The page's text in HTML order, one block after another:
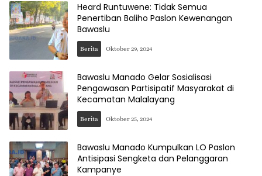
Heard Runtuwene: Tidak Semua
Penertiban Baliho Paslon Kewenangan
Bawaslu
Berita Oktober 29, 2024
Bawaslu Manado Gelar Sosialisasi
Pengawasan Partisipatif Masyarakat di
Kecamatan Malalayang
Berita Oktober 25, 2024
Bawaslu Manado Kumpulkan LO Paslon
Antisipasi Sengketa dan Pelanggaran
Kampanye